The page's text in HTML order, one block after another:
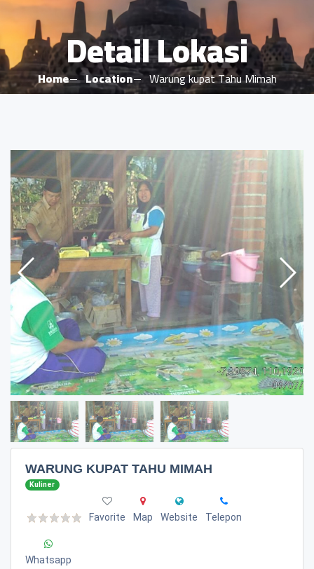
Detail Lokasi
Home Location Warung kupat Tahu Mimah
WARUNG KUPAT TAHU MIMAH
Kuliner
Favorite Map Website Telepon
Whatsapp